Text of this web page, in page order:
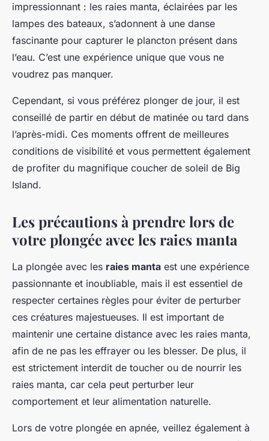
impressionnant : les raies manta, éclairées par les
lampes des bateaux, s’adonnent à une danse
fascinante pour capturer le plancton présent dans
l’eau. C’est une expérience unique que vous ne
voudrez pas manquer.
Cependant, si vous préférez plonger de jour, il est
conseillé de partir en début de matinée ou tard dans
l’après-midi. Ces moments offrent de meilleures
conditions de visibilité et vous permettent également
de profiter du magnifique coucher de soleil de Big
Island.
Les précautions à prendre lors de
votre plongée avec les raies manta
La plongée avec les raies manta est une expérience
passionnante et inoubliable, mais il est essentiel de
respecter certaines règles pour éviter de perturber
ces créatures majestueuses. Il est important de
maintenir une certaine distance avec les raies manta,
afin de ne pas les effrayer ou les blesser. De plus, il
est strictement interdit de toucher ou de nourrir les
raies manta, car cela peut perturber leur
comportement et leur alimentation naturelle.
Lors de votre plongée en apnée, veillez également à